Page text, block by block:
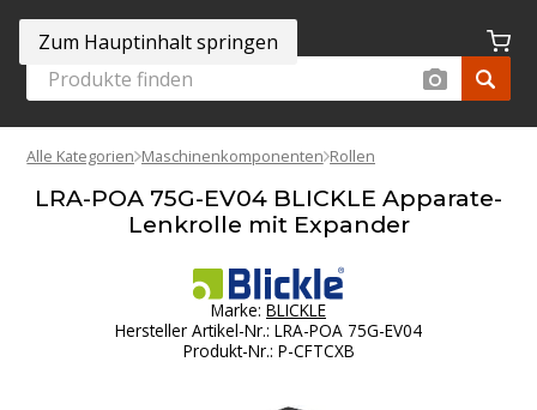
Zum Hauptinhalt springen
Alle Kategorien Maschinenkomponenten Rollen
LRA-POA 75G-EV04 BLICKLE Apparate-
Lenkrolle mit Expander
Marke: BLICKLE
Hersteller Artikel-Nr.: LRA-POA 75G-EV04
Produkt-Nr.: P-CFTCXB